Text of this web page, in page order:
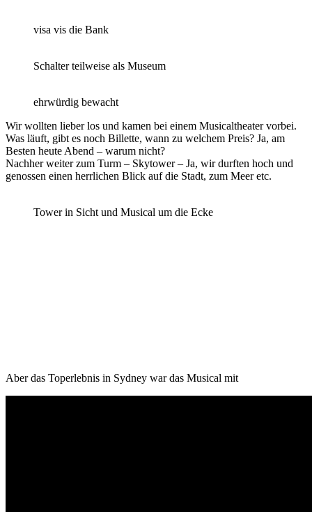
visa vis die Bank
Schalter teilweise als Museum
ehrwürdig bewacht
Wir wollten lieber los und kamen bei einem Musicaltheater vorbei.
Was läuft, gibt es noch Billette, wann zu welchem Preis? Ja, am
Besten heute Abend – warum nicht?
Nachher weiter zum Turm – Skytower – Ja, wir durften hoch und
genossen einen herrlichen Blick auf die Stadt, zum Meer etc.
Tower in Sicht und Musical um die Ecke
Aber das Toperlebnis in Sydney war das Musical mit